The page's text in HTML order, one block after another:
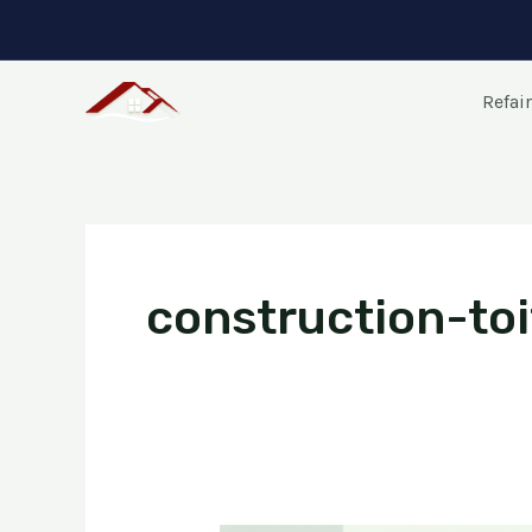
au
construction-